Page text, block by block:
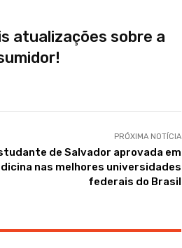
atualizações sobre a
PRÓXIMA NOTÍCIA
de Salvador aprovada em
nas melhores universidades
federais do Brasil